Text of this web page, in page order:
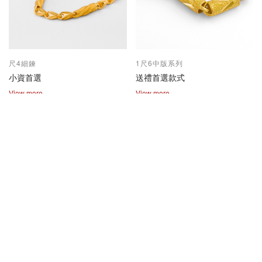
尺4細鍊
小資首選
View more
1尺6中版系列
送禮首選款式
View more